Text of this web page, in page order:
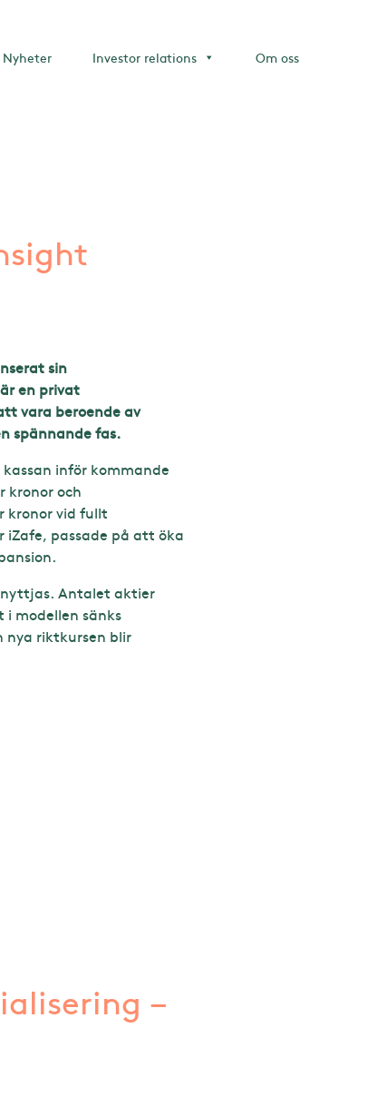
Nyheter Investor relations Om oss
sin
en privat
vara beroende av
spännande fas.
inför kommande
kronor och
kronor vid fullt
iZafe, passade på att öka
nyttjas. Antalet aktier
modellen sänks
nya riktkursen blir
–